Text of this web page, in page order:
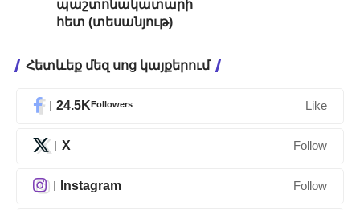
պաշտոնակատարի
հետ (տեսանյութ)
Հետևեք մեզ սոց կայքերում
24.5KFollowers Like
X Follow
Instagram Follow